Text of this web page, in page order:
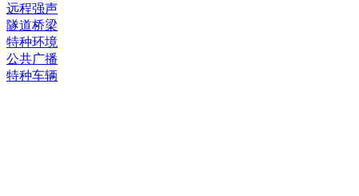
远程强声
隧道桥梁
特种环境
公共广播
特种车辆